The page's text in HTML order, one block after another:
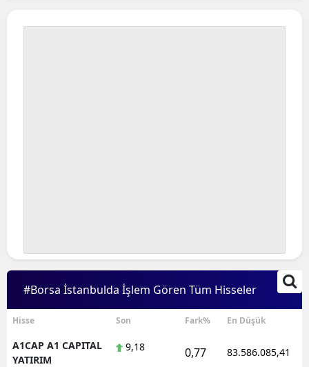
#Borsa İstanbulda İşlem Gören Tüm Hisseler
Hisse Son Fark% En Düşük
A1CAP A1 CAPITAL
YATIRIM
9,18 0,77 83.586.085,41